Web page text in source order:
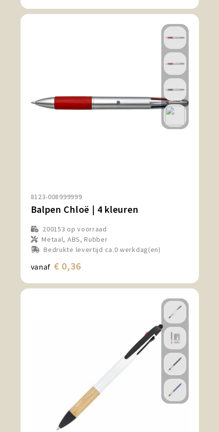
8123-008999999
Balpen Chloë | 4 kleuren
200153 op voorraad
Metaal, ABS, Rubber
Bedrukte levertijd ca.0 werkdag(en)
vanaf € 0,36